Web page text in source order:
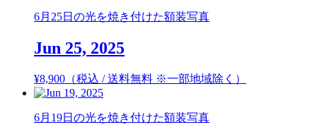
6月25日の光を焼き付けた額装写真
Jun 25, 2025
¥8,900 （税込 / 送料無料 ※一部地域除く）
6月19日の光を焼き付けた額装写真